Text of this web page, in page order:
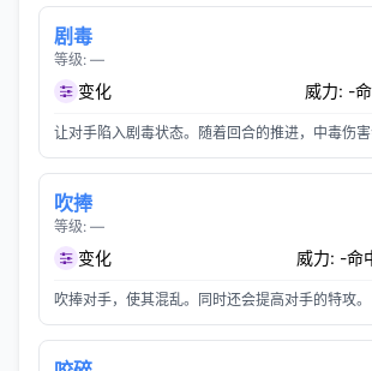
剧毒
等级: —
变化 威力: -
让对手陷入剧毒状态。随着回合的推进，中毒伤害
吹捧
等级: —
变化 威力: -命
吹捧对手，使其混乱。同时还会提高对手的特攻。